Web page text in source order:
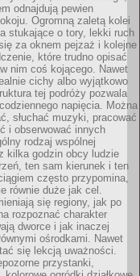
odnajdują pewien
Ogromną zaletą kolei
stukające o tory, lekki ruch
za oknem pejzaż i kolejne
które trudno opisać
nim coś kojącego. Nawet
cichy albo wyjątkowo
tej podróży pozwala
napięcia. Można
słuchać muzyki, pracować
i obserwować innych
rodzaj wspólnej
kilka godzin obcy ludzie
ten sam kierunek i ten
często przypomina,
równie duże jak cel.
się regiony, jak po
rozpoznać charakter
dworce i jak inaczej
ośrodkami. Nawet
się lekcją uważności.
przystanki,